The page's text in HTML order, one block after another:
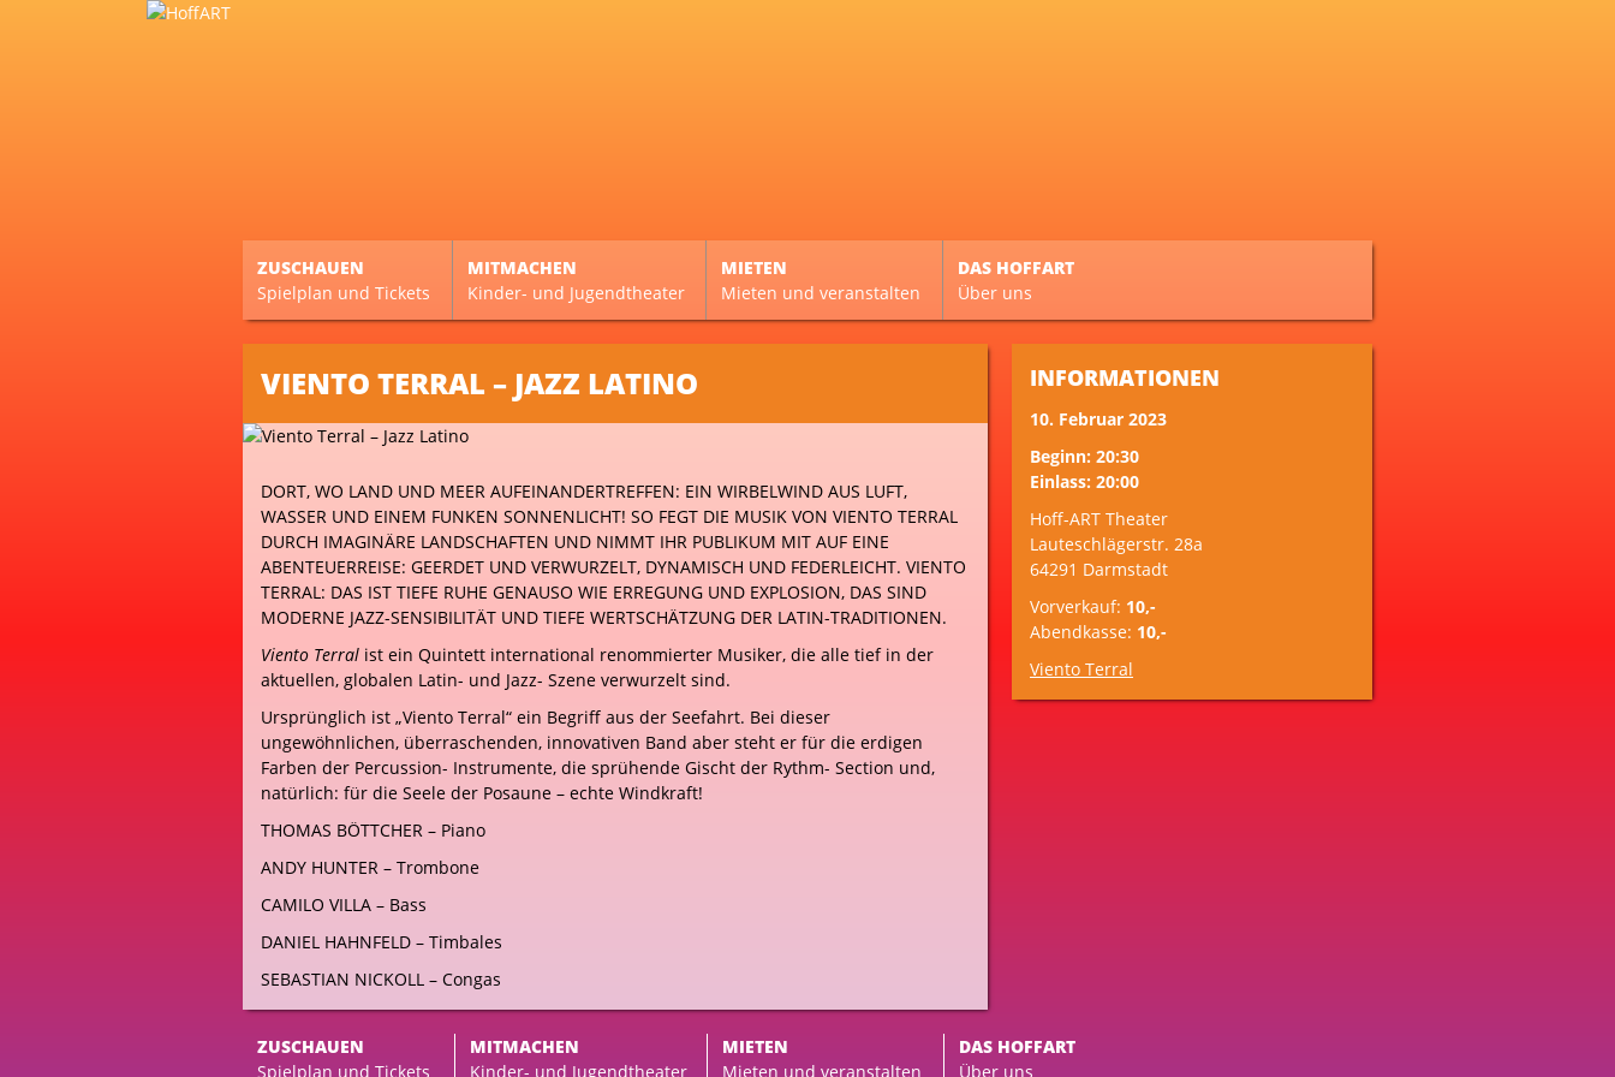
ZUSCHAUEN
Spielplan und Tickets
MITMACHEN
Kinder- und Jugendtheater
MIETEN
Mieten und veranstalten
DAS HOFFART
Über uns
VIENTO TERRAL – JAZZ LATINO
DORT, WO LAND UND MEER AUFEINANDERTREFFEN: EIN WIRBELWIND AUS LUFT,
WASSER UND EINEM FUNKEN SONNENLICHT! SO FEGT DIE MUSIK VON VIENTO TERRAL
DURCH IMAGINÄRE LANDSCHAFTEN UND NIMMT IHR PUBLIKUM MIT AUF EINE
ABENTEUERREISE: GEERDET UND VERWURZELT, DYNAMISCH UND FEDERLEICHT. VIENTO
TERRAL: DAS IST TIEFE RUHE GENAUSO WIE ERREGUNG UND EXPLOSION, DAS SIND
MODERNE JAZZ-SENSIBILITÄT UND TIEFE WERTSCHÄTZUNG DER LATIN-TRADITIONEN.
Viento Terral ist ein Quintett international renommierter Musiker, die alle tief in der
aktuellen, globalen Latin- und Jazz- Szene verwurzelt sind.
Ursprünglich ist „Viento Terral“ ein Begriff aus der Seefahrt. Bei dieser
ungewöhnlichen, überraschenden, innovativen Band aber steht er für die erdigen
Farben der Percussion- Instrumente, die sprühende Gischt der Rythm- Section und,
natürlich: für die Seele der Posaune – echte Windkraft!
THOMAS BÖTTCHER – Piano
ANDY HUNTER – Trombone
CAMILO VILLA – Bass
DANIEL HAHNFELD – Timbales
SEBASTIAN NICKOLL – Congas
INFORMATIONEN
10. Februar 2023
Beginn: 20:30
Einlass: 20:00
Hoff-ART Theater
Lauteschlägerstr. 28a
64291 Darmstadt
Vorverkauf: 10,-
Abendkasse: 10,-
Viento Terral
ZUSCHAUEN
Spielplan und Tickets
MITMACHEN
Kinder- und Jugendtheater
MIETEN
Mieten und veranstalten
DAS HOFFART
Über uns